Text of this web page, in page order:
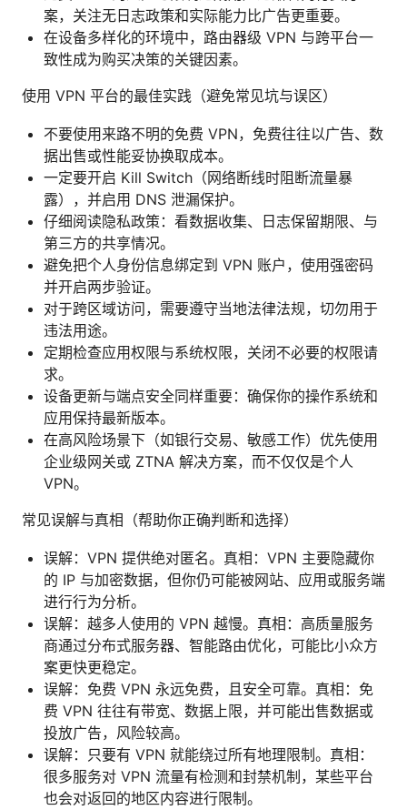
案，关注无日志政策和实际能力比广告更重要。
在设备多样化的环境中，路由器级 VPN 与跨平台一
致性成为购买决策的关键因素。
使用 VPN 平台的最佳实践（避免常见坑与误区）
不要使用来路不明的免费 VPN，免费往往以广告、数
据出售或性能妥协换取成本。
一定要开启 Kill Switch（网络断线时阻断流量暴
露），并启用 DNS 泄漏保护。
仔细阅读隐私政策：看数据收集、日志保留期限、与
第三方的共享情况。
避免把个人身份信息绑定到 VPN 账户，使用强密码
并开启两步验证。
对于跨区域访问，需要遵守当地法律法规，切勿用于
违法用途。
定期检查应用权限与系统权限，关闭不必要的权限请
求。
设备更新与端点安全同样重要：确保你的操作系统和
应用保持最新版本。
在高风险场景下（如银行交易、敏感工作）优先使用
企业级网关或 ZTNA 解决方案，而不仅仅是个人
VPN。
常见误解与真相（帮助你正确判断和选择）
误解：VPN 提供绝对匿名。真相：VPN 主要隐藏你
的 IP 与加密数据，但你仍可能被网站、应用或服务端
进行行为分析。
误解：越多人使用的 VPN 越慢。真相：高质量服务
商通过分布式服务器、智能路由优化，可能比小众方
案更快更稳定。
误解：免费 VPN 永远免费，且安全可靠。真相：免
费 VPN 往往有带宽、数据上限，并可能出售数据或
投放广告，风险较高。
误解：只要有 VPN 就能绕过所有地理限制。真相：
很多服务对 VPN 流量有检测和封禁机制，某些平台
也会对返回的地区内容进行限制。